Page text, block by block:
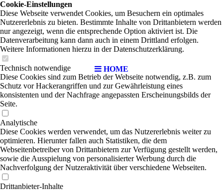
HOME
a
Cookie-Einstellungen
Diese Webseite verwendet Cookies, um Besuchern ein optimales
Nutzererlebnis zu bieten. Bestimmte Inhalte von Drittanbietern werden
nur angezeigt, wenn die entsprechende Option aktiviert ist. Die
Datenverarbeitung kann dann auch in einem Drittland erfolgen.
Weitere Informationen hierzu in der Datenschutzerklärung.
Technisch notwendige
Diese Cookies sind zum Betrieb der Webseite notwendig, z.B. zum
Schutz vor Hackerangriffen und zur Gewährleistung eines
konsistenten und der Nachfrage angepassten Erscheinungsbilds der
Seite.
Analytische
Diese Cookies werden verwendet, um das Nutzererlebnis weiter zu
optimieren. Hierunter fallen auch Statistiken, die dem
Webseitenbetreiber von Drittanbietern zur Verfügung gestellt werden,
sowie die Ausspielung von personalisierter Werbung durch die
Nachverfolgung der Nutzeraktivität über verschiedene Webseiten.
Drittanbieter-Inhalte